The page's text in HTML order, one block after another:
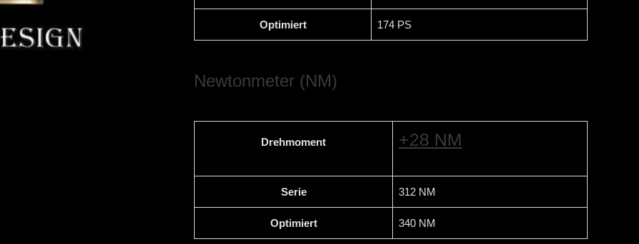
Optimiert 174 PS
Newtonmeter (NM)
Drehmoment +28 NM
Serie 312 NM
Optimiert 340 NM